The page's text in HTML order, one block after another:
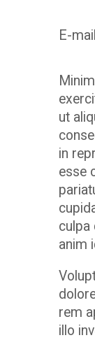
MY
E-
ut
in
esse
culpa
anim
rem
illo